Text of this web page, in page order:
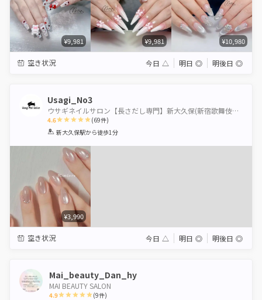
¥9,981 ¥9,981 ¥10,980
空き状況 今日 △ 明日 ◎ 明後日 ◎
Usagi_No3
ウサギネイルサロン【長さだし専門】新大久保(新宿歌舞伎町10分パラジェルかわいいマグネットオフ無料
4.6
1 2 3 4 5
(69件)
新大久保駅から徒歩1分
¥3,990
空き状況 今日 △ 明日 ◎ 明後日 ◎
Mai_beauty_Dan_hy
MAI BEAUTY SALON
4.9 (9件)